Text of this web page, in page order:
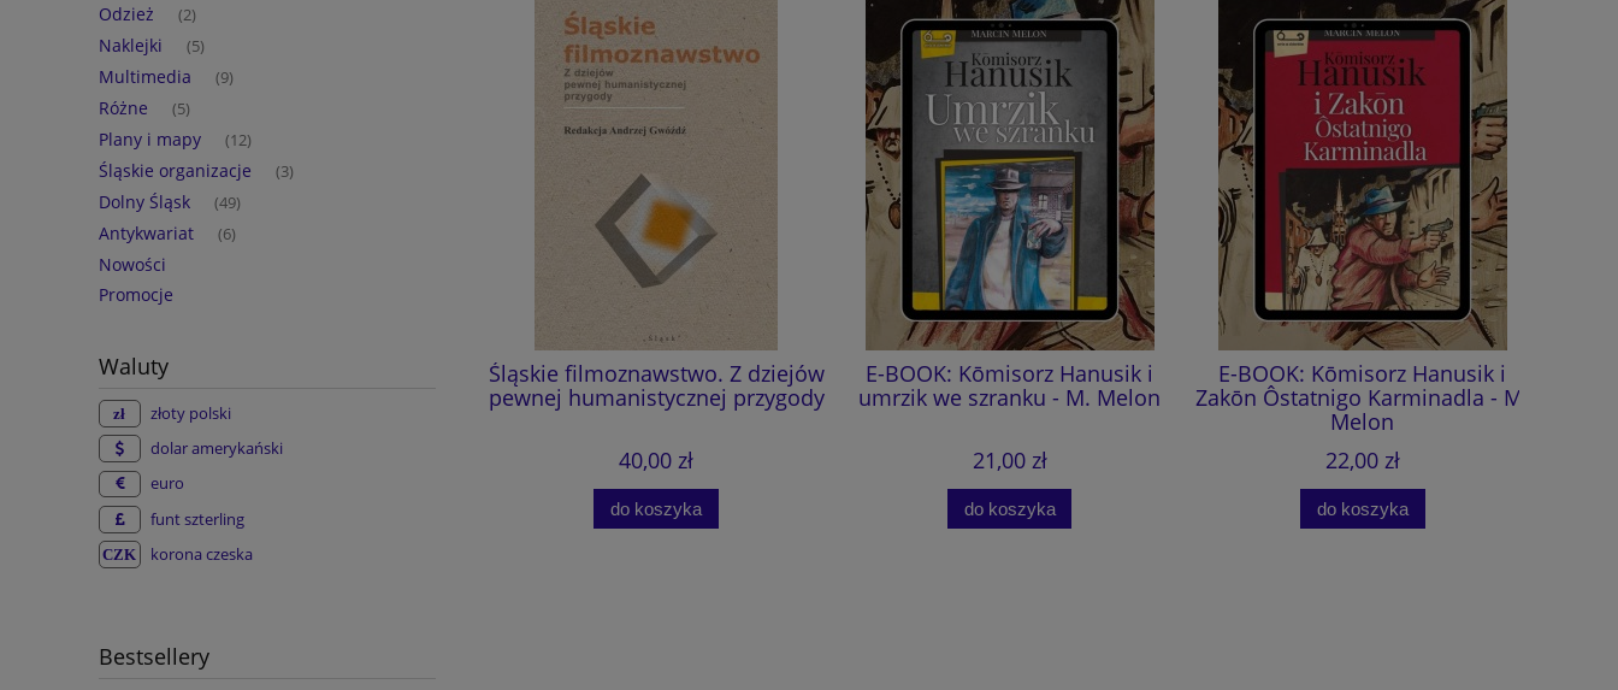
Odzież (2)
Naklejki (5)
Multimedia (9)
Różne (5)
Plany i mapy (12)
Śląskie organizacje (3)
Dolny Śląsk (49)
Antykwariat (6)
Nowości
Promocje
Waluty
złoty polski
dolar amerykański
euro
funt szterling
korona czeska
Bestsellery
Dzieje zrębowego kościoła
59,00 zł
Śląskie filmoznawstwo. Z dziejów
pewnej humanistycznej przygody
40,00 zł
do koszyka
E-BOOK: Kōmisorz Hanusik i
umrzik we szranku - M. Melon
21,00 zł
do koszyka
E-BOOK: Kōmisorz Hanusik i
Zakōn Ôstatnigo Karminadla - M.
Melon
22,00 zł
do koszyka